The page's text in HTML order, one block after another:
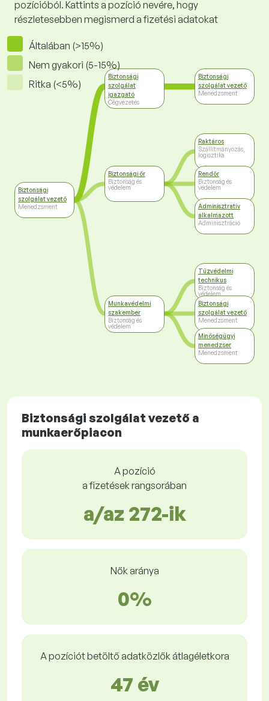
pozícióból. Kattints a pozíció nevére, hogy
részletesebben megismerd a fizetési adatokat
Általában (>15%)
Nem gyakori (5-15%)
Ritka (<5%)
Biztonsági
szolgálat vezető
Menedzsment
Biztonsági
szolgálat
igazgató
Cégvezetés
Biztonsági őr
Biztonság és
védelem
Munkavédelmi
szakember
Biztonság és
védelem
Biztonsági
szolgálat vezető
Menedzsment
Raktáros
Szállítmányozás,
logisztika
Rendőr
Biztonság és
védelem
Adminisztratív
alkalmazott
Adminisztráció
Tűzvédelmi
technikus
Biztonság és
védelem
Biztonsági
szolgálat vezető
Menedzsment
Minőségügyi
menedzser
Menedzsment
Biztonsági szolgálat vezető a
munkaerőpiacon
A pozíció
a fizetések rangsorában
a/az 272-ik
Nők aránya
0%
A pozíciót betöltő adatközlők átlagéletkora
47 év